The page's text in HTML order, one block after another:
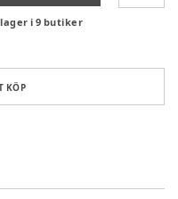
lager i 9 butiker
KÖP